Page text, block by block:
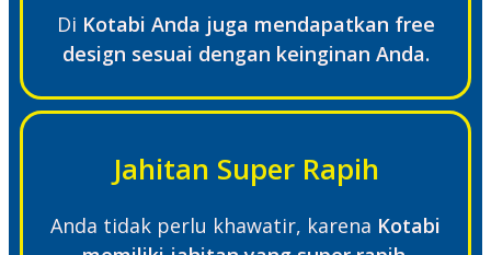
Di Kotabi Anda juga mendapatkan free
design sesuai dengan keinginan Anda.
Jahitan Super Rapih
Anda tidak perlu khawatir, karena Kotabi